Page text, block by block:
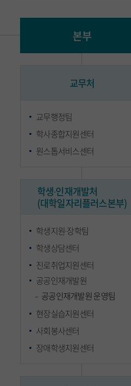
본부
교무처
교무행정팀
학사종합지원센터
원스톱서비스센터
학생∙인재개발처
(대학일자리플러스본부)
학생지원∙장학팀
학생상담센터
진로취업지원센터
공공인재개발원
공공인재개발원 운영팀
현장실습지원센터
사회봉사센터
장애학생지원센터